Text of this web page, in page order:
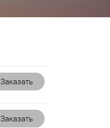
Заказать
Заказать